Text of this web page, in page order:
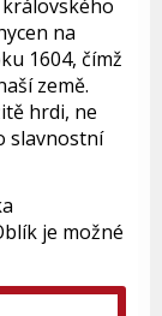
na
1604, čímž
země.
hrdi, ne
slavnostní
je možné